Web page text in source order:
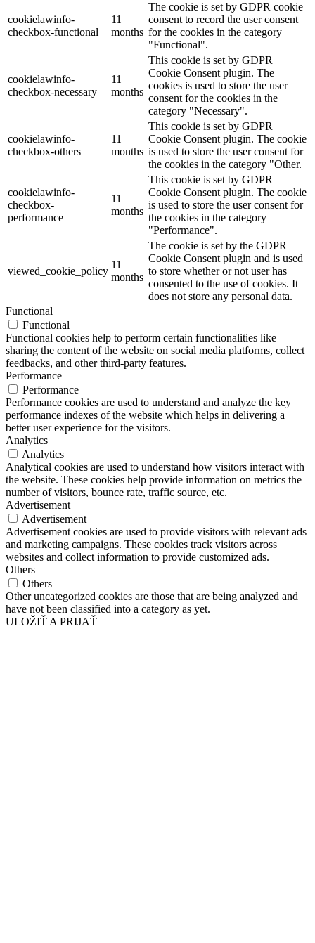
cookielawinfo-
checkbox-functional
11
months
The cookie is set by GDPR cookie
consent to record the user consent
for the cookies in the category
"Functional".
cookielawinfo-
checkbox-necessary
11
months
This cookie is set by GDPR
Cookie Consent plugin. The
cookies is used to store the user
consent for the cookies in the
category "Necessary".
cookielawinfo-
checkbox-others
11
months
This cookie is set by GDPR
Cookie Consent plugin. The cookie
is used to store the user consent for
the cookies in the category "Other.
cookielawinfo-
checkbox-
performance
11
months
This cookie is set by GDPR
Cookie Consent plugin. The cookie
is used to store the user consent for
the cookies in the category
"Performance".
viewed_cookie_policy
11
months
The cookie is set by the GDPR
Cookie Consent plugin and is used
to store whether or not user has
consented to the use of cookies. It
does not store any personal data.
Functional
Functional
Functional cookies help to perform certain functionalities like
sharing the content of the website on social media platforms, collect
feedbacks, and other third-party features.
Performance
Performance
Performance cookies are used to understand and analyze the key
performance indexes of the website which helps in delivering a
better user experience for the visitors.
Analytics
Analytics
Analytical cookies are used to understand how visitors interact with
the website. These cookies help provide information on metrics the
number of visitors, bounce rate, traffic source, etc.
Advertisement
Advertisement
Advertisement cookies are used to provide visitors with relevant ads
and marketing campaigns. These cookies track visitors across
websites and collect information to provide customized ads.
Others
Others
Other uncategorized cookies are those that are being analyzed and
have not been classified into a category as yet.
ULOŽIŤ A PRIJAŤ